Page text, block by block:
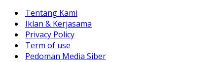
Tentang Kami
Iklan & Kerjasama
Privacy Policy
Term of use
Pedoman Media Siber